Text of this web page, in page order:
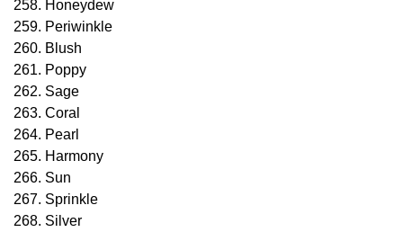
258. Honeydew
259. Periwinkle
260. Blush
261. Poppy
262. Sage
263. Coral
264. Pearl
265. Harmony
266. Sun
267. Sprinkle
268. Silver